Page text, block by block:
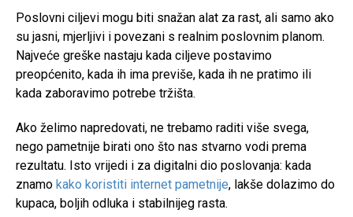
Poslovni ciljevi mogu biti snažan alat za rast, ali samo ako
su jasni, mjerljivi i povezani s realnim poslovnim planom.
Najveće greške nastaju kada ciljeve postavimo
preopćenito, kada ih ima previše, kada ih ne pratimo ili
kada zaboravimo potrebe tržišta.
Ako želimo napredovati, ne trebamo raditi više svega,
nego pametnije birati ono što nas stvarno vodi prema
rezultatu. Isto vrijedi i za digitalni dio poslovanja: kada
znamo kako koristiti internet pametnije, lakše dolazimo do
kupaca, boljih odluka i stabilnijeg rasta.